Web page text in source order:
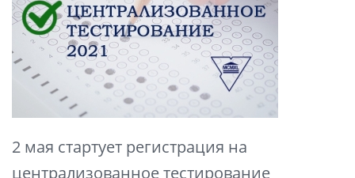
2 мая стартует регистрация на
централизованное тестирование